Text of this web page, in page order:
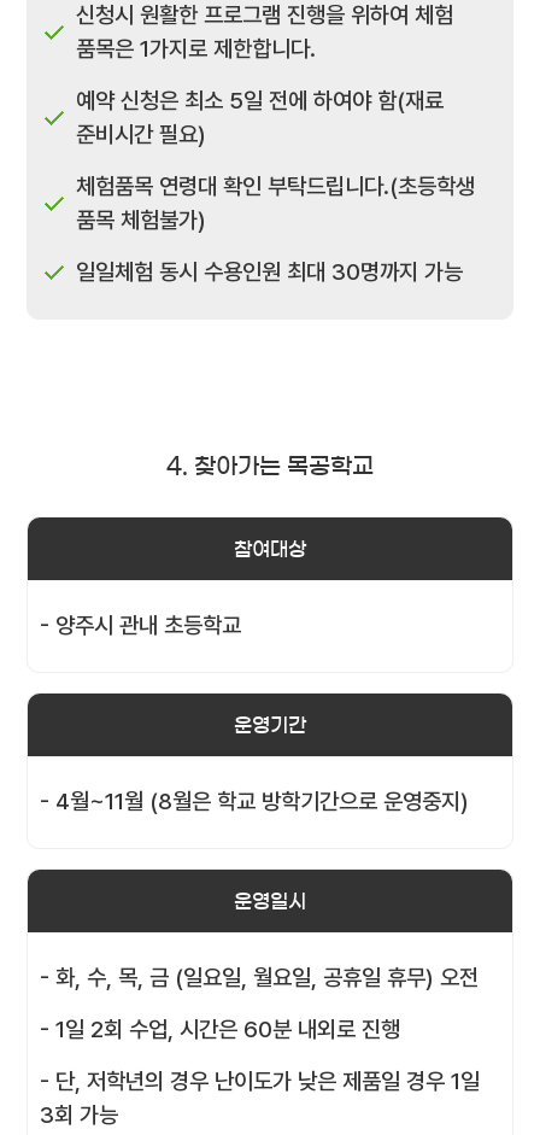
신청시 원활한 프로그램 진행을 위하여 체험
품목은 1가지로 제한합니다.
예약 신청은 최소 5일 전에 하여야 함(재료
준비시간 필요)
체험품목 연령대 확인 부탁드립니다.(초등학생
품목 체험불가)
일일체험 동시 수용인원 최대 30명까지 가능
4. 찾아가는 목공학교
참여대상
- 양주시 관내 초등학교
운영기간
- 4월~11월 (8월은 학교 방학기간으로 운영중지)
운영일시
- 화, 수, 목, 금 (일요일, 월요일, 공휴일 휴무) 오전
- 1일 2회 수업, 시간은 60분 내외로 진행
- 단, 저학년의 경우 난이도가 낮은 제품일 경우 1일
3회 가능